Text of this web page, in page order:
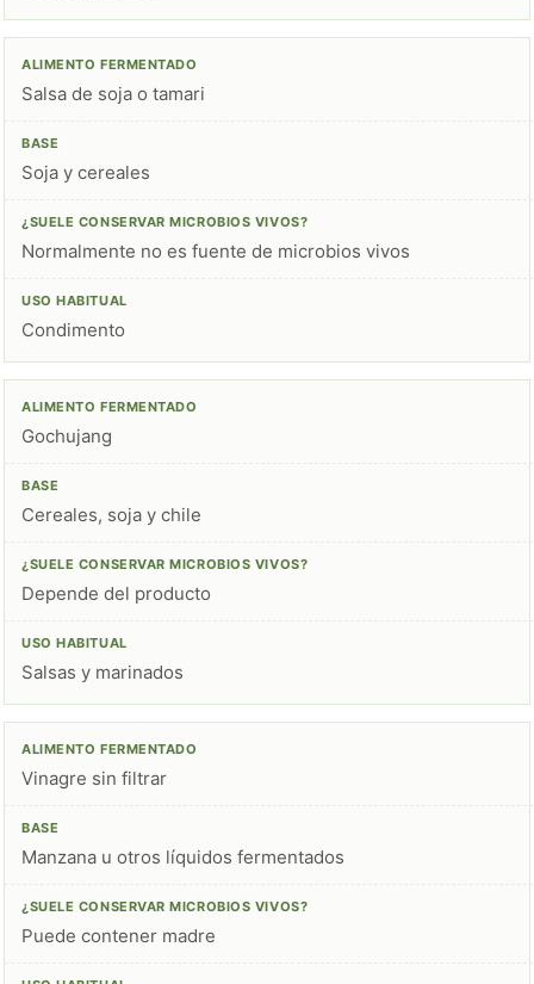
Salsa de soja o tamari
Soja y cereales
Normalmente no es fuente de microbios vivos
Condimento
Gochujang
Cereales, soja y chile
Depende del producto
Salsas y marinados
Vinagre sin filtrar
Manzana u otros líquidos fermentados
Puede contener madre